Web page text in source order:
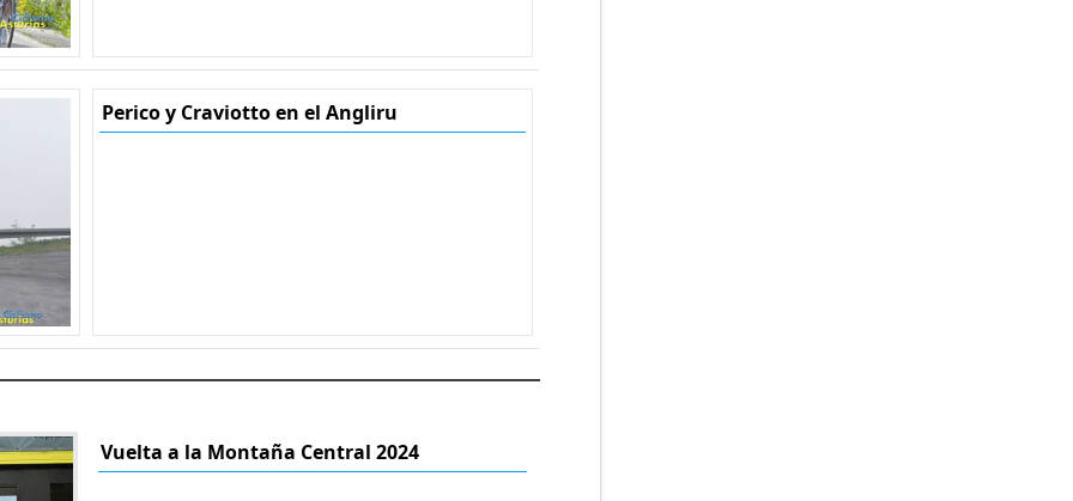
Perico y Craviotto en el Angliru
Vuelta a la Montaña Central 2024